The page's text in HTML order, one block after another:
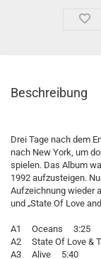
Beschreibung
Drei Tage nach dem
nach New York, um
spielen. Das Album
1992 aufzusteigen.
Aufzeichnung wieder
und „State Of Love
A1 Oceans 3:25
A2 State Of Love &
A3 Alive 5:40